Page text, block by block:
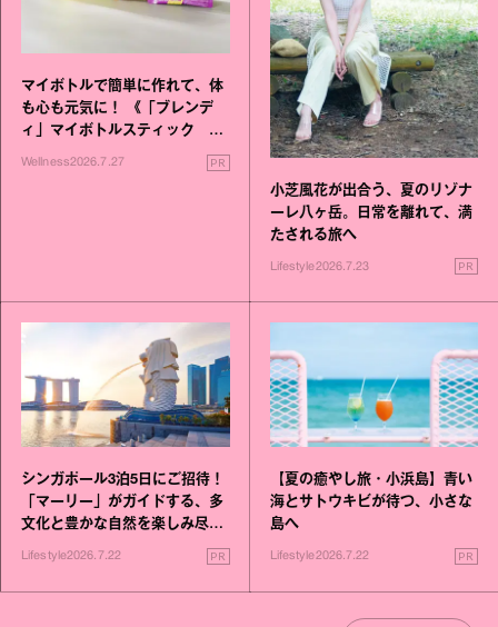
マイボトルで簡単に作れて、体
も心も元気に！ 《「ブレンデ
ィ」マイボトルスティック い
いこと毎日》シリーズが誕生
Wellness2026.7.27 PR
小芝風花が出合う、夏のリゾナ
ーレ八ヶ岳。日常を離れて、満
たされる旅へ
Lifestyle2026.7.23 PR
シンガポール3泊5日にご招待！
「マーリー」がガイドする、多
文化と豊かな自然を楽しみ尽く
Lifestyle2026.7.22 PR
【夏の癒やし旅・小浜島】青い
海とサトウキビが待つ、小さな
島へ
Lifestyle2026.7.22 PR